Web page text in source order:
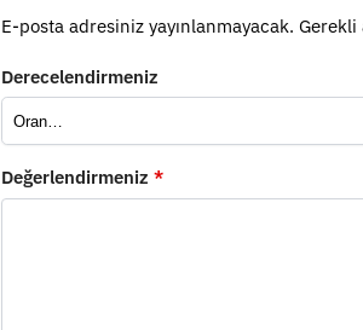
E-posta adresiniz yayınlanmayacak.
Derecelendirmeniz
Değerlendirmeniz *